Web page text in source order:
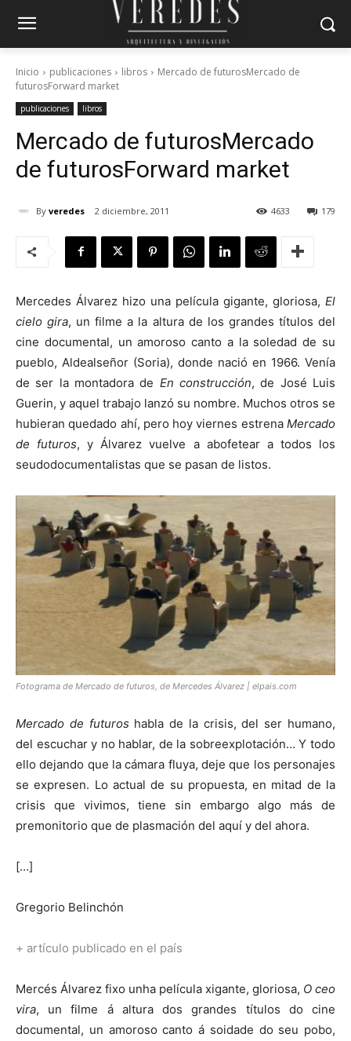
Inicio publicaciones libros
Mercado de futurosMercado de
futurosForward market
publicaciones libros
Mercado de futurosMercado
de futurosForward market
By veredes 2 diciembre, 2011 179
4633
Mercedes Álvarez hizo una película gigante, gloriosa, El
cielo gira, un filme a la altura de los grandes títulos del
cine documental, un amoroso canto a la soledad de su
pueblo, Aldealseñor (Soria), donde nació en 1966. Venía
de ser la montadora de En construcción, de José Luis
Guerin, y aquel trabajo lanzó su nombre. Muchos otros se
hubieran quedado ahí, pero hoy viernes estrena Mercado
de futuros, y Álvarez vuelve a abofetear a todos los
seudodocumentalistas que se pasan de listos.
Fotograma de Mercado de futuros, de Mercedes Álvarez | elpais.com
Mercado de futuros habla de la crisis, del ser humano,
del escuchar y no hablar, de la sobreexplotación… Y todo
ello dejando que la cámara fluya, deje que los personajes
se expresen. Lo actual de su propuesta, en mitad de la
crisis que vivimos, tiene sin embargo algo más de
premonitorio que de plasmación del aquí y del ahora.
[…]
Gregorio Belinchón
+ artículo publicado en el país
Mercés Álvarez fixo unha película xigante, gloriosa, O ceo
vira, un filme á altura dos grandes títulos do cine
documental, un amoroso canto á soidade do seu pobo,